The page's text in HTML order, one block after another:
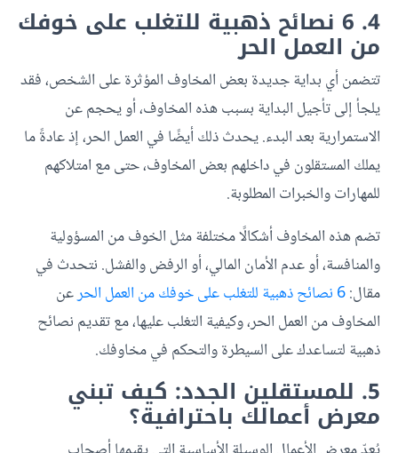
4. 6 نصائح ذهبية للتغلب على خوفك
من العمل الحر
تتضمن أي بداية جديدة بعض المخاوف المؤثرة على الشخص، فقد
يلجأ إلى تأجيل البداية بسبب هذه المخاوف، أو يحجم عن
الاستمرارية بعد البدء. يحدث ذلك أيضًا في العمل الحر، إذ عادةً ما
يملك المستقلون في داخلهم بعض المخاوف، حتى مع امتلاكهم
للمهارات والخبرات المطلوبة.
تضم هذه المخاوف أشكالًا مختلفة مثل الخوف من المسؤولية
والمنافسة، أو عدم الأمان المالي، أو الرفض والفشل. نتحدث في
مقال:6 نصائح ذهبية للتغلب على خوفك من العمل الحر
عن
المخاوف من العمل الحر، وكيفية التغلب عليها، مع تقديم نصائح
ذهبية لتساعدك على السيطرة والتحكم في مخاوفك.
5. للمستقلين الجدد: كيف تبني
معرض أعمالك باحترافية؟